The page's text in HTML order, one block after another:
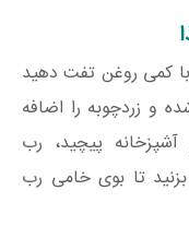
با کمی روغن تفت دهید
و زردچوبه را اضافه
پیچید، رب
تا بوی خامی رب